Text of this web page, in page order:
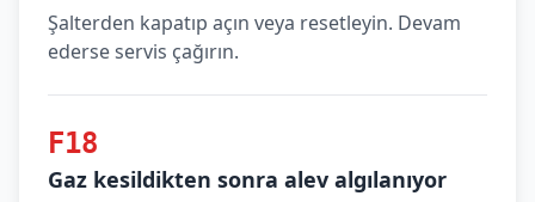
Şalterden kapatıp açın veya resetleyin. Devam
ederse servis çağırın.
F18
Gaz kesildikten sonra alev algılanıyor